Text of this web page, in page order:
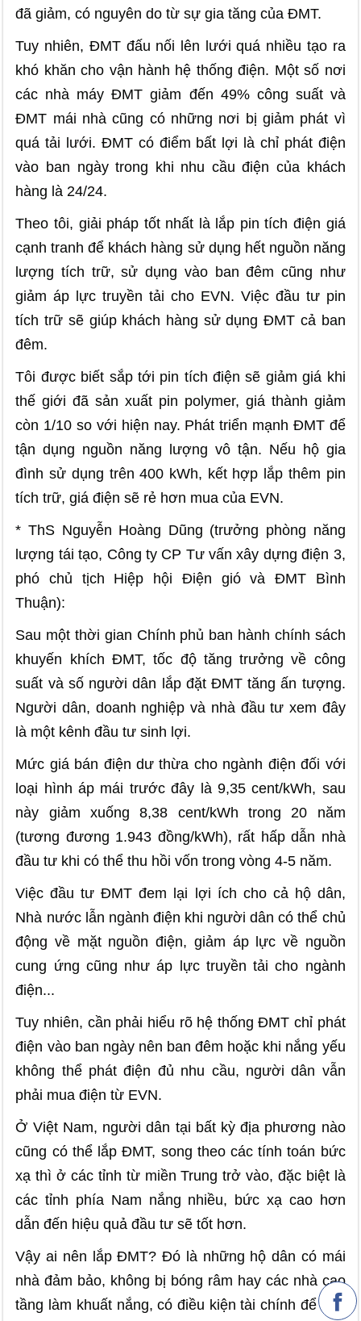
đã giảm, có nguyên do từ sự gia tăng của ĐMT.
Tuy nhiên, ĐMT đấu nối lên lưới quá nhiều tạo ra
khó khăn cho vận hành hệ thống điện. Một số nơi
các nhà máy ĐMT giảm đến 49% công suất và
ĐMT mái nhà cũng có những nơi bị giảm phát vì
quá tải lưới. ĐMT có điểm bất lợi là chỉ phát điện
vào ban ngày trong khi nhu cầu điện của khách
hàng là 24/24.
Theo tôi, giải pháp tốt nhất là lắp pin tích điện giá
cạnh tranh để khách hàng sử dụng hết nguồn năng
lượng tích trữ, sử dụng vào ban đêm cũng như
giảm áp lực truyền tải cho EVN. Việc đầu tư pin
tích trữ sẽ giúp khách hàng sử dụng ĐMT cả ban
đêm.
Tôi được biết sắp tới pin tích điện sẽ giảm giá khi
thế giới đã sản xuất pin polymer, giá thành giảm
còn 1/10 so với hiện nay. Phát triển mạnh ĐMT để
tận dụng nguồn năng lượng vô tận. Nếu hộ gia
đình sử dụng trên 400 kWh, kết hợp lắp thêm pin
tích trữ, giá điện sẽ rẻ hơn mua của EVN.
* ThS Nguyễn Hoàng Dũng (trưởng phòng năng
lượng tái tạo, Công ty CP Tư vấn xây dựng điện 3,
phó chủ tịch Hiệp hội Điện gió và ĐMT Bình
Thuận):
Sau một thời gian Chính phủ ban hành chính sách
khuyến khích ĐMT, tốc độ tăng trưởng về công
suất và số người dân lắp đặt ĐMT tăng ấn tượng.
Người dân, doanh nghiệp và nhà đầu tư xem đây
là một kênh đầu tư sinh lợi.
Mức giá bán điện dư thừa cho ngành điện đối với
loại hình áp mái trước đây là 9,35 cent/kWh, sau
này giảm xuống 8,38 cent/kWh trong 20 năm
(tương đương 1.943 đồng/kWh), rất hấp dẫn nhà
đầu tư khi có thể thu hồi vốn trong vòng 4-5 năm.
Việc đầu tư ĐMT đem lại lợi ích cho cả hộ dân,
Nhà nước lẫn ngành điện khi người dân có thể chủ
động về mặt nguồn điện, giảm áp lực về nguồn
cung ứng cũng như áp lực truyền tải cho ngành
điện...
Tuy nhiên, cần phải hiểu rõ hệ thống ĐMT chỉ phát
điện vào ban ngày nên ban đêm hoặc khi nắng yếu
không thể phát điện đủ nhu cầu, người dân vẫn
phải mua điện từ EVN.
Ở Việt Nam, người dân tại bất kỳ địa phương nào
cũng có thể lắp ĐMT, song theo các tính toán bức
xạ thì ở các tỉnh từ miền Trung trở vào, đặc biệt là
các tỉnh phía Nam nắng nhiều, bức xạ cao hơn
dẫn đến hiệu quả đầu tư sẽ tốt hơn.
Vậy ai nên lắp ĐMT? Đó là những hộ dân có mái
nhà đảm bảo, không bị bóng râm hay các nhà cao
tầng làm khuất nắng, có điều kiện tài chính để đầu